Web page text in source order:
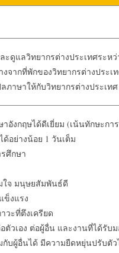
ะดูแลวิทยากรต่างประเทศระห
จากที่พักของวิทยากรต่างประ
ภาษาให้กับวิทยากรต่างประเทศ
อังกฤษได้ดีเยี่ยม (เน้นทักษะก
อย่างน้อย 1 วันเต็ม
ศึกษา
ใจ มนุษยสัมพันธ์ดี
ข็งแรง
วะที่ตึงเครียด
ตัวเอง ต่อผู้อื่น และงานที่ได้รับ
กับผู้อื่นได้ มีความยืดหยุ่นปรับตั